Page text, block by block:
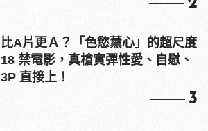
比A片更Ａ？「色慾薰心」的超尺度
18 禁電影，真槍實彈性愛、自慰、
3P 直接上！
3